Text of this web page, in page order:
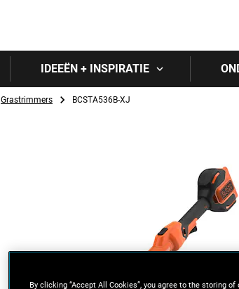
IDEEËN + INSPIRATIE
Grastrimmers BCSTA536B-XJ
By clicking “Accept All Cookies”, you agree to the storing